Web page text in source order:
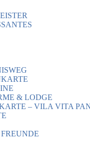
& LODGE
– VILA VITA